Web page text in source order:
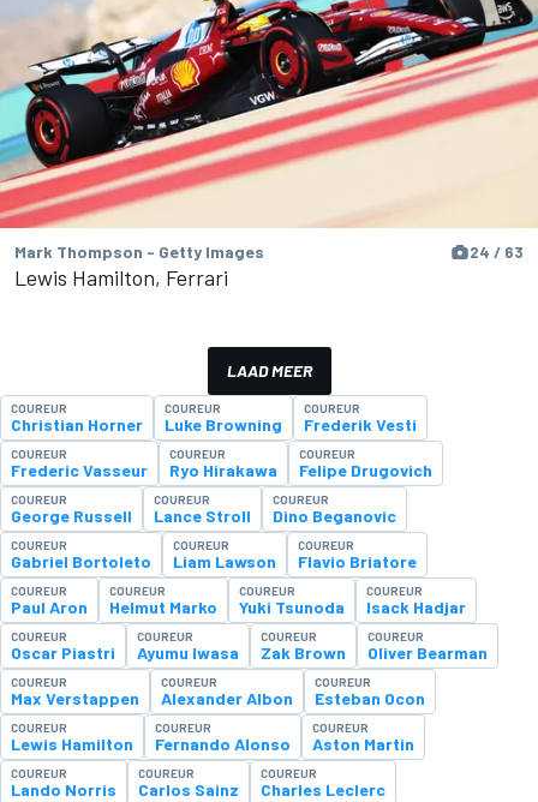
Mark Thompson - Getty Images 24 / 63
Lewis Hamilton, Ferrari
LAAD MEER
COUREUR
Christian Horner
COUREUR
Luke Browning
COUREUR
Frederik Vesti
COUREUR
Frederic Vasseur
COUREUR
Ryo Hirakawa
COUREUR
Felipe Drugovich
COUREUR
George Russell
COUREUR
Lance Stroll
COUREUR
Dino Beganovic
COUREUR
Gabriel Bortoleto
COUREUR
Liam Lawson
COUREUR
Flavio Briatore
COUREUR
Paul Aron
COUREUR
Helmut Marko
COUREUR
Yuki Tsunoda
COUREUR
Isack Hadjar
COUREUR
Oscar Piastri
COUREUR
Ayumu Iwasa
COUREUR
Zak Brown
COUREUR
Oliver Bearman
COUREUR
Max Verstappen
COUREUR
Alexander Albon
COUREUR
Esteban Ocon
COUREUR
Lewis Hamilton
COUREUR
Fernando Alonso
COUREUR
Aston Martin
COUREUR
Lando Norris
COUREUR
Carlos Sainz
COUREUR
Charles Leclerc